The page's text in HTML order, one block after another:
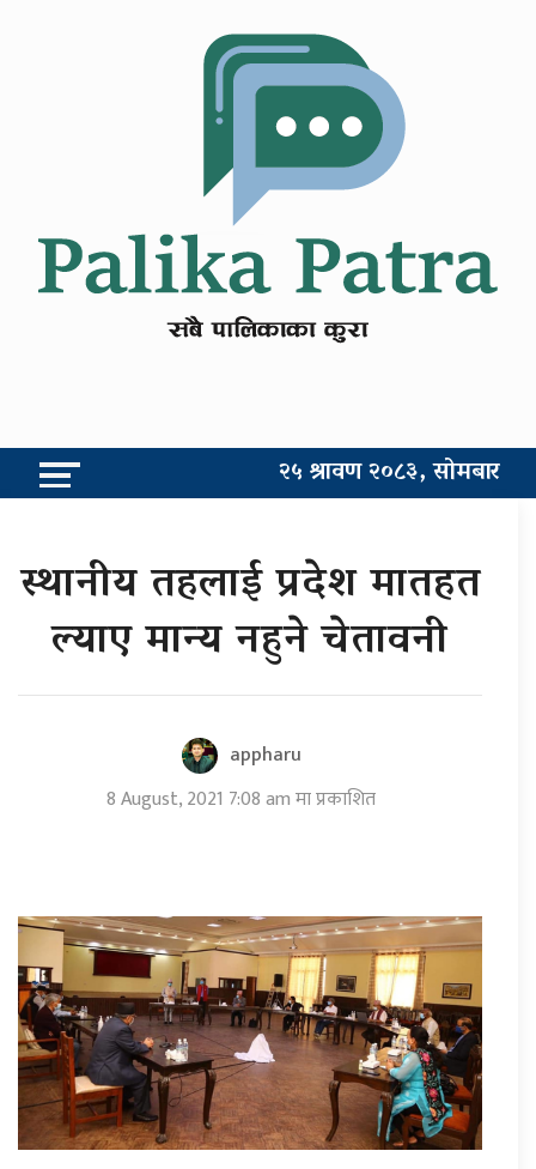
२५ श्रावण २०८३, सोमबार
स्थानीय तहलाई प्रदेश मातहत
ल्याए मान्य नहुने चेतावनी
appharu
8 August, 2021 7:08 am मा प्रकाशित